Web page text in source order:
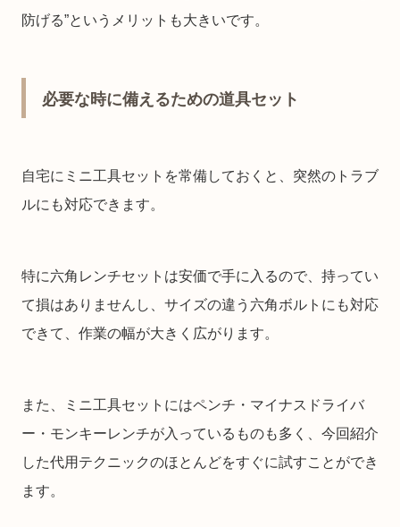
防げる”というメリットも大きいです。
必要な時に備えるための道具セット
自宅にミニ工具セットを常備しておくと、突然のトラブ
ルにも対応できます。
特に六角レンチセットは安価で手に入るので、持ってい
て損はありませんし、サイズの違う六角ボルトにも対応
できて、作業の幅が大きく広がります。
また、ミニ工具セットにはペンチ・マイナスドライバ
ー・モンキーレンチが入っているものも多く、今回紹介
した代用テクニックのほとんどをすぐに試すことができ
ます。